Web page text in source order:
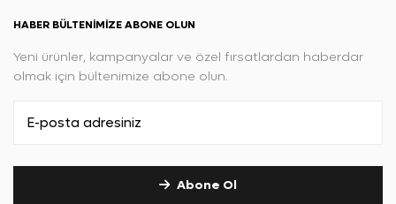
HABER BÜLTENIMIZE ABONE OLUN
Yeni ürünler, kampanyalar ve özel fırsatlardan haberdar
olmak için bültenimize abone olun.
Abone Ol